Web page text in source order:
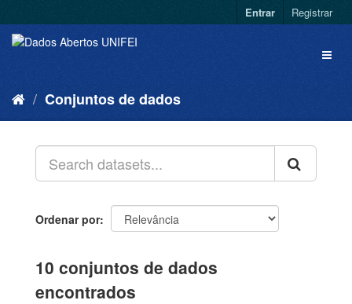
Entrar Registrar
Conjuntos de dados
Ordenar por
10 conjuntos de dados
encontrados